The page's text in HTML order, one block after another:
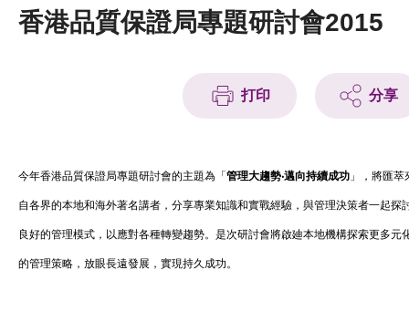
獎項
科技分享
會籍
香港品質保證局專題研討會2015
打印 分享
今年香港品質保證局專題研討會的主題為「 管理大趨勢‧邁向持續成功 」，將匯萃
自各界的本地和海外著名講者，分享專業知識和實戰經驗，與管理決策者一起探
良好的管理模式，以應對各種轉變趨勢。是次研討會將啟廸本地機構探索更多元
的管理策略，放眼長遠發展，實現持久成功。